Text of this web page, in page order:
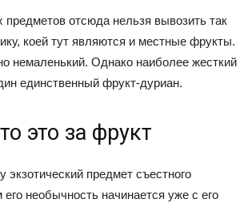
отсюда нельзя вывозить так
коей тут являются и местные фрукты.
немаленький. Однако наиболее жесткий
единственный фрукт-дуриан.
это за фрукт
экзотический предмет съестного
необычность начинается уже с его